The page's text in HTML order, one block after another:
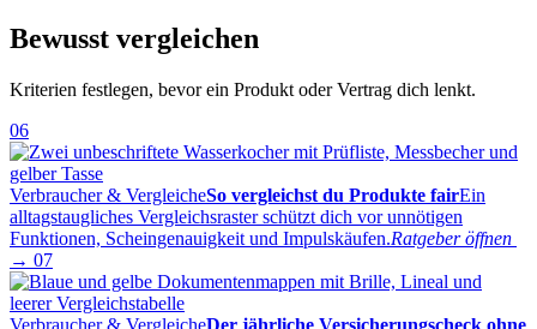
Bewusst vergleichen
Kriterien festlegen, bevor ein Produkt oder Vertrag dich lenkt.
06
Verbraucher & VergleicheSo vergleichst du Produkte fairEin
alltagstaugliches Vergleichsraster schützt dich vor unnötigen
Funktionen, Scheingenauigkeit und Impulskäufen.Ratgeber öffnen
→ 07
Verbraucher & VergleicheDer jährliche Versicherungscheck ohne